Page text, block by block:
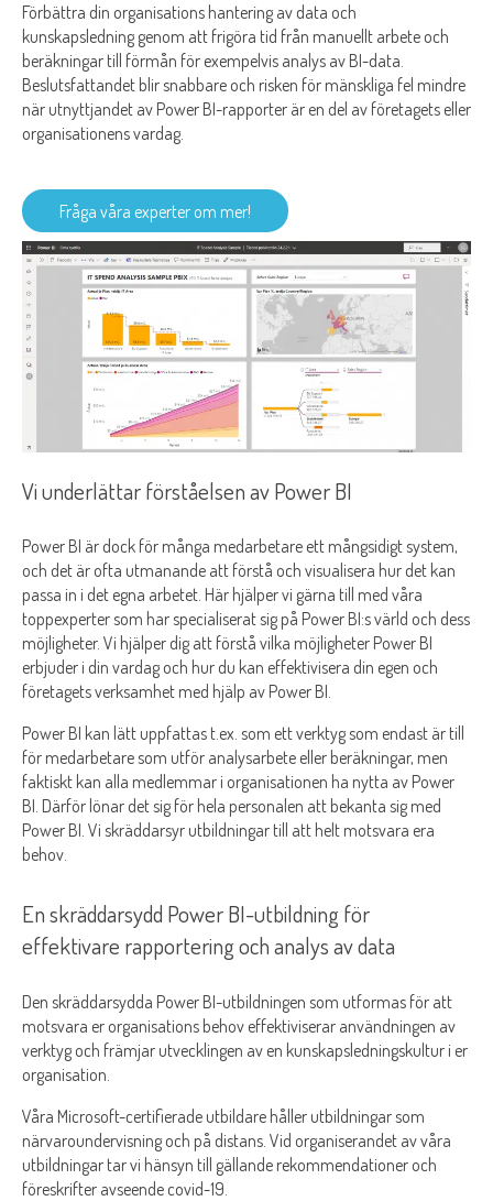
Förbättra din organisations hantering av data och
kunskapsledning genom att frigöra tid från manuellt arbete och
beräkningar till förmån för exempelvis analys av BI-data.
Beslutsfattandet blir snabbare och risken för mänskliga fel mindre
när utnyttjandet av Power BI-rapporter är en del av företagets eller
organisationens vardag.
Fråga våra experter om mer!
Vi underlättar förståelsen av Power BI
Power BI är dock för många medarbetare ett mångsidigt system,
och det är ofta utmanande att förstå och visualisera hur det kan
passa in i det egna arbetet. Här hjälper vi gärna till med våra
toppexperter som har specialiserat sig på Power BI:s värld och dess
möjligheter. Vi hjälper dig att förstå vilka möjligheter Power BI
erbjuder i din vardag och hur du kan effektivisera din egen och
företagets verksamhet med hjälp av Power BI.
Power BI kan lätt uppfattas t.ex. som ett verktyg som endast är till
för medarbetare som utför analysarbete eller beräkningar, men
faktiskt kan alla medlemmar i organisationen ha nytta av Power
BI. Därför lönar det sig för hela personalen att bekanta sig med
Power BI. Vi skräddarsyr utbildningar till att helt motsvara era
behov.
En skräddarsydd Power BI-utbildning för
effektivare rapportering och analys av data
Den skräddarsydda Power BI-utbildningen som utformas för att
motsvara er organisations behov effektiviserar användningen av
verktyg och främjar utvecklingen av en kunskapsledningskultur i er
organisation.
Våra Microsoft-certifierade utbildare håller utbildningar som
närvaroundervisning och på distans. Vid organiserandet av våra
utbildningar tar vi hänsyn till gällande rekommendationer och
föreskrifter avseende covid-19.